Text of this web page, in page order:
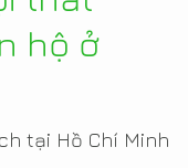
hộ ở
tại Hồ Chí Minh